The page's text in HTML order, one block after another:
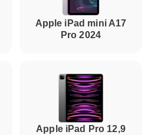
Apple iPad mini A17
Pro 2024
Apple iPad Pro 12,9